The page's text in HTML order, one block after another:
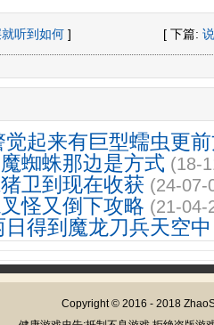
听到如何 ] [ 下篇:
起来有巨型蠕虫更
蜘蛛那边是方式 (18-
卫到现在收获 (24-07-
怪又倒下攻略 (21-04-
得到魔龙刀兵天空中
Copyright © 2016 - 2018